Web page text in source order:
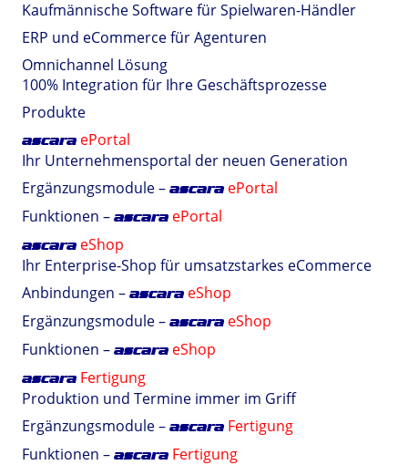
Kaufmännische Software für Spielwaren-Händler
ERP und eCommerce für Agenturen
Omnichannel Lösung
100% Integration für Ihre Geschäftsprozesse
Produkte
ascara ePortal
Ihr Unternehmensportal der neuen Generation
Ergänzungsmodule – ascara ePortal
Funktionen – ascara ePortal
ascara eShop
Ihr Enterprise-Shop für umsatzstarkes eCommerce
Anbindungen – ascara eShop
Ergänzungsmodule – ascara eShop
Funktionen – ascara eShop
ascara Fertigung
Produktion und Termine immer im Griff
Ergänzungsmodule – ascara Fertigung
Funktionen – ascara Fertigung